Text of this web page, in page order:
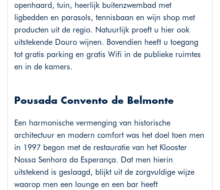
openhaard, tuin, heerlijk buitenzwembad met
ligbedden en parasols, tennisbaan en wijn shop met
producten uit de regio. Natuurlijk proeft u hier ook
uitstekende Douro wijnen. Bovendien heeft u toegang
tot gratis parking en gratis Wifi in de publieke ruimtes
en in de kamers.
Pousada Convento de Belmonte
Een harmonische vermenging van historische
architectuur en modern comfort was het doel toen men
in 1997 begon met de restauratie van het Klooster
Nossa Senhora da Esperança. Dat men hierin
uitstekend is geslaagd, blijkt uit de zorgvuldige wijze
waarop men een lounge en een bar heeft